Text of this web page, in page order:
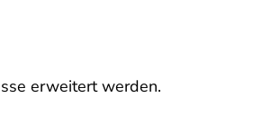
erweitert werden.